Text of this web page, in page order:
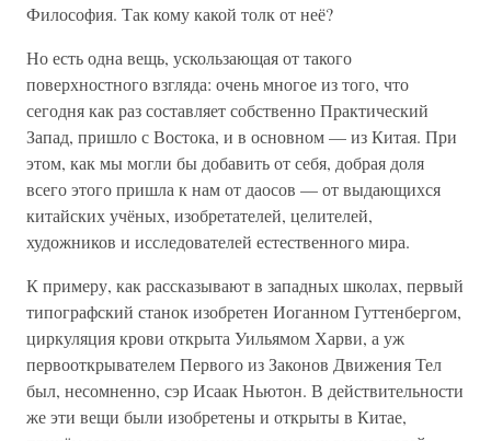
Философия. Так кому какой толк от неё?
Но есть одна вещь, ускользающая от такого
поверхностного взгляда: очень многое из того, что
сегодня как раз составляет собственно Практический
Запад, пришло с Востока, и в основном — из Китая. При
этом, как мы могли бы добавить от себя, добрая доля
всего этого пришла к нам от даосов — от выдающихся
китайских учёных, изобретателей, целителей,
художников и исследователей естественного мира.
К примеру, как рассказывают в западных школах, первый
типографский станок изобретен Иоганном Гуттенбергом,
циркуляция крови открыта Уильямом Харви, а уж
первооткрывателем Первого из Законов Движения Тел
был, несомненно, сэр Исаак Ньютон. В действительности
же эти вещи были изобретены и открыты в Китае,